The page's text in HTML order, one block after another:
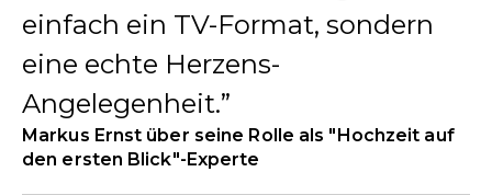
einfach ein TV-Format, sondern
eine echte Herzens-
Angelegenheit.
Markus Ernst über seine Rolle als "Hochzeit auf
den ersten Blick"-Experte